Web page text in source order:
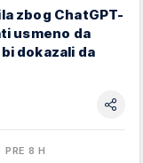
zbog ChatGPT-
usmeno da
dokazali da
PRE 8 H